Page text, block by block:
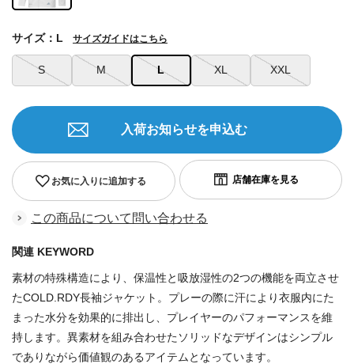
S M L XL XXL
サイズ：L サイズガイドはこちら
お気に入りに追加する
入荷お知らせを申込む
この商品について問い合わせる
関連 KEYWORD
素材の特殊構造により、保温性と吸放湿性の2つの機能を両立させ
たCOLD.RDY長袖ジャケット。プレーの際に汗により衣服内にた
まった水分を効果的に排出し、プレイヤーのパフォーマンスを維
持します。異素材を組み合わせたソリッドなデザインはシンプル
でありながら価値観のあるアイテムとなっています。